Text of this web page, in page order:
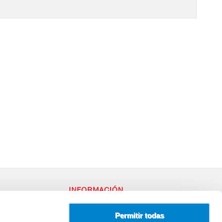
Permitir todas
INFORMACIÓN
Política de Privacidad
Uso de Cookies